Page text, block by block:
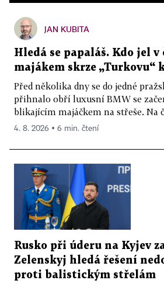
JAN KUBITA
Hledá se papaláš. Kdo jel v
majákem skrze „Turkovu“
Před několika dny se do jedné
přihnalo obří luxusní BMW se
blikajícím majáčkem na střeše. Na
4. 8. 2026 ▪ 6 min. čtení
Rusko při úderu na Kyjev
Zelenskyj hledá řešení
proti balistickým střelám